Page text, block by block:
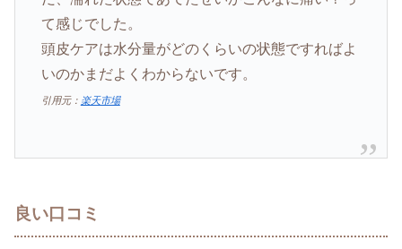
て感じでした。
頭皮ケアは水分量がどのくらいの状態ですればよ
いのかまだよくわからないです。
引用元： 楽天市場
良い口コミ